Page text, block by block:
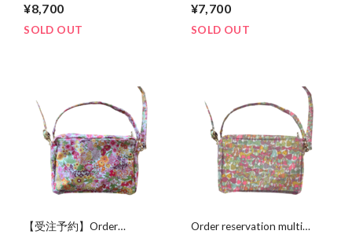
insulin bag【受注予約】★
リバティ ルイズジャング
¥8,700
SOLD OUT
insulin bag【受注予約】★
ユニコーン★《マルチな持
¥7,700
SOLD OUT
【受注予約】Order
Order reservation multi